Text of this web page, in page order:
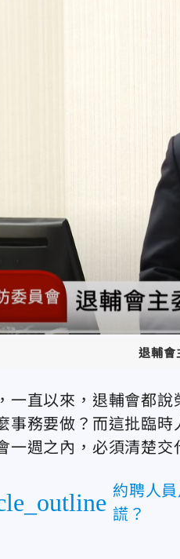
退輔會
一直以來，退輔會都
事務要做？而這批臨
一週之內，必須清楚交
約聘人
謊？